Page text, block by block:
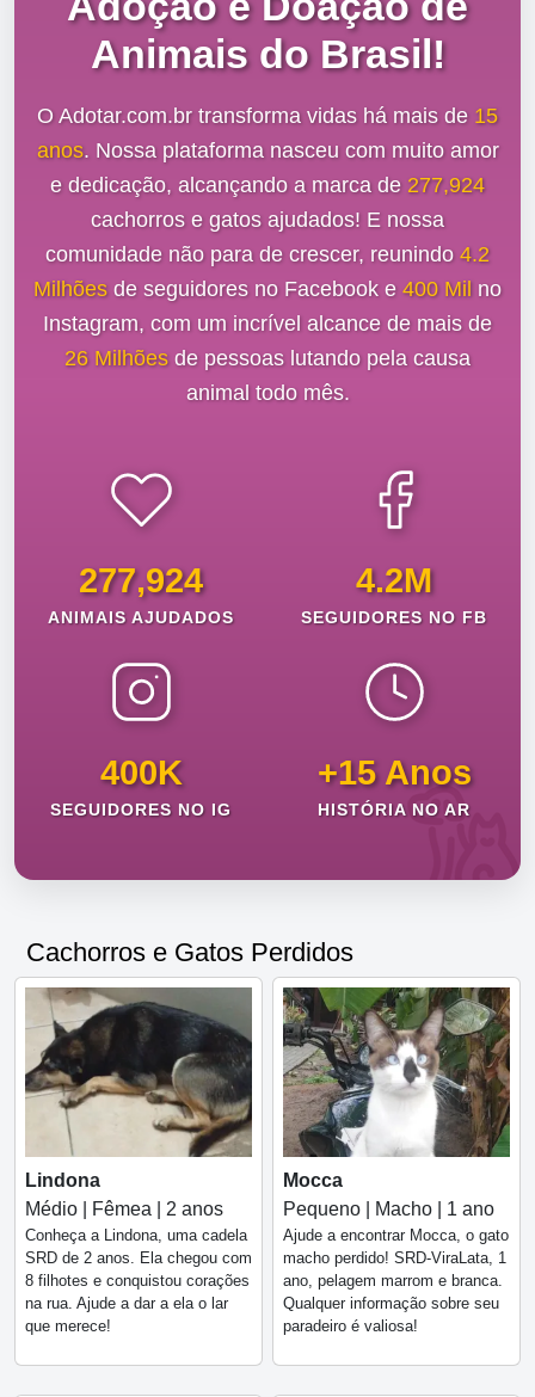
Animais do Brasil!
O Adotar.com.br transforma vidas há mais de 15
anos. Nossa plataforma nasceu com muito amor
e dedicação, alcançando a marca de 277,924
cachorros e gatos ajudados! E nossa
comunidade não para de crescer, reunindo 4.2
Milhõesde seguidores no Facebook e 400 Mil no
Instagram, com um incrível alcance de mais de
26 Milhõesde pessoas lutando pela causa
animal todo mês.
277,924
ANIMAIS AJUDADOS
4.2M
SEGUIDORES NO FB
400K
SEGUIDORES NO IG
+15 Anos
HISTÓRIA NO AR
Cachorros e Gatos Perdidos
Lindona
Médio | Fêmea | 2 anos
Conheça a Lindona, uma cadela
SRD de 2 anos. Ela chegou com
8 filhotes e conquistou corações
na rua. Ajude a dar a ela o lar
que merece!
Mocca
Pequeno | Macho | 1 ano
Ajude a encontrar Mocca, o gato
macho perdido! SRD-ViraLata, 1
ano, pelagem marrom e branca.
Qualquer informação sobre seu
paradeiro é valiosa!